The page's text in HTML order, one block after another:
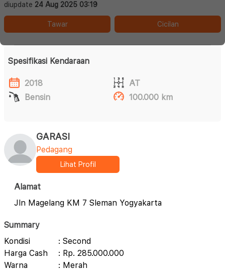
diupdate 24 Aug 2025 03:19
Tawar Cicilan
Spesifikasi Kendaraan
2018
AT
Bensin
100.000 km
GARASI
Pedagang
Lihat Profil
Alamat
Jln Magelang KM 7 Sleman Yogyakarta
Summary
Kondisi
: Second
Harga Cash
: Rp. 285.000.000
Warna
: Merah